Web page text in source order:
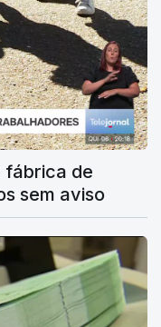
fábrica de
sem aviso